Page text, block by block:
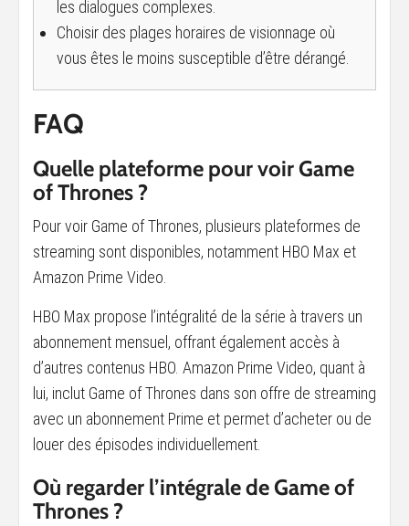
les dialogues complexes.
Choisir des plages horaires de visionnage où
vous êtes le moins susceptible d’être dérangé.
FAQ
Quelle plateforme pour voir Game
of Thrones ?
Pour voir Game of Thrones, plusieurs plateformes de
streaming sont disponibles, notamment HBO Max et
Amazon Prime Video.
HBO Max propose l’intégralité de la série à travers un
abonnement mensuel, offrant également accès à
d’autres contenus HBO. Amazon Prime Video, quant à
lui, inclut Game of Thrones dans son offre de streaming
avec un abonnement Prime et permet d’acheter ou de
louer des épisodes individuellement.
Où regarder l’intégrale de Game of
Thrones ?